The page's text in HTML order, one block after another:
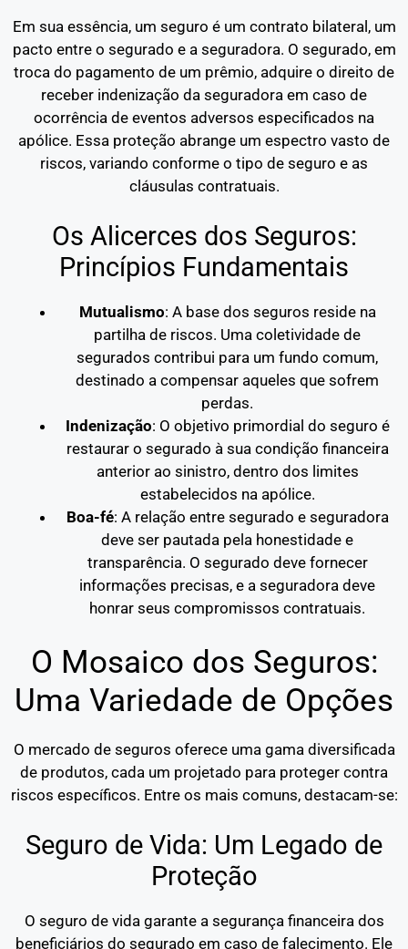
Em sua essência, um seguro é um contrato bilateral, um
pacto entre o segurado e a seguradora. O segurado, em
troca do pagamento de um prêmio, adquire o direito de
receber indenização da seguradora em caso de
ocorrência de eventos adversos especificados na
apólice. Essa proteção abrange um espectro vasto de
riscos, variando conforme o tipo de seguro e as
cláusulas contratuais.
Os Alicerces dos Seguros:
Princípios Fundamentais
Mutualismo: A base dos seguros reside na
partilha de riscos. Uma coletividade de
segurados contribui para um fundo comum,
destinado a compensar aqueles que sofrem
perdas.
Indenização: O objetivo primordial do seguro é
restaurar o segurado à sua condição financeira
anterior ao sinistro, dentro dos limites
estabelecidos na apólice.
Boa-fé: A relação entre segurado e seguradora
deve ser pautada pela honestidade e
transparência. O segurado deve fornecer
informações precisas, e a seguradora deve
honrar seus compromissos contratuais.
O Mosaico dos Seguros:
Uma Variedade de Opções
O mercado de seguros oferece uma gama diversificada
de produtos, cada um projetado para proteger contra
riscos específicos. Entre os mais comuns, destacam-se:
Seguro de Vida: Um Legado de
Proteção
O seguro de vida garante a segurança financeira dos
beneficiários do segurado em caso de falecimento. Ele